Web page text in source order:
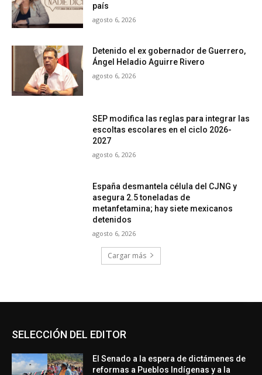
país
agosto 6, 2026
Detenido el ex gobernador de Guerrero,
Ángel Heladio Aguirre Rivero
agosto 6, 2026
SEP modifica las reglas para integrar las
escoltas escolares en el ciclo 2026-
2027
agosto 6, 2026
España desmantela célula del CJNG y
asegura 2.5 toneladas de
metanfetamina; hay siete mexicanos
detenidos
agosto 6, 2026
Cargar más
SELECCIÓN DEL EDITOR
El Senado a la espera de dictámenes de
reformas a Pueblos Indígenas y a la